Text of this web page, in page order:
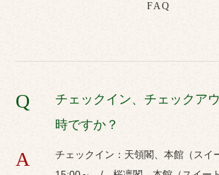
時間をお過ごし下さい。
FAQ
Q
チェックイン、チェックア
時ですか？
A
チェックイン：天領閣、本館（スイ